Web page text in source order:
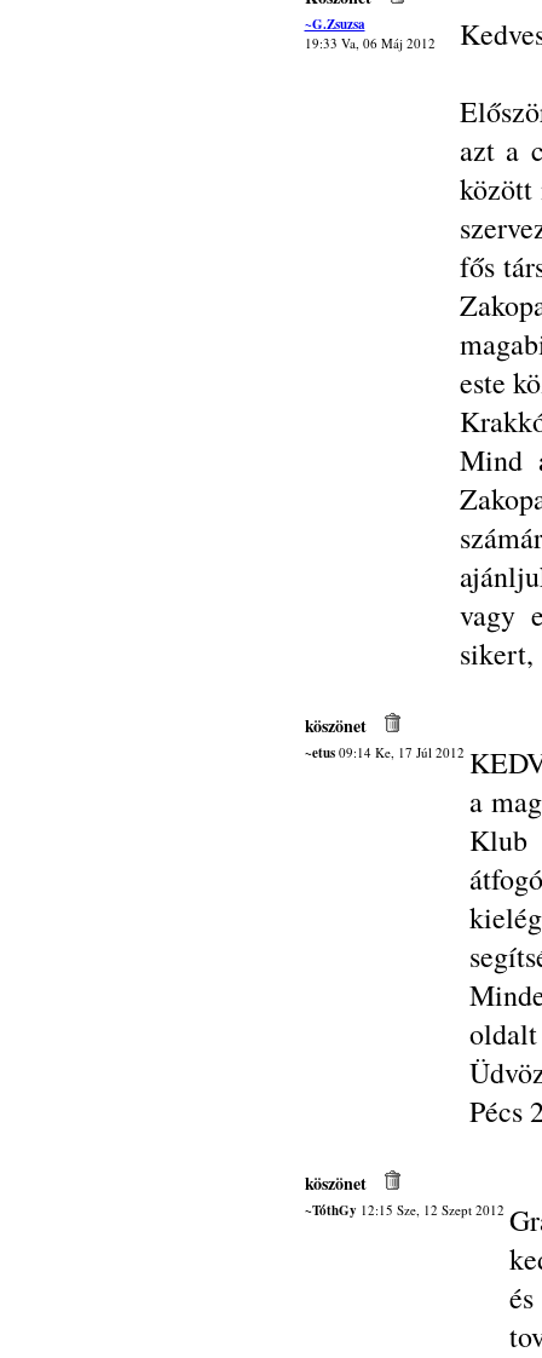
~G.Zsuzsa
19:33 Va, 06 Máj 2012
azt a
között
fős
este
Mind
vagy
sikert,
köszönet
~etus09:14 Ke, 17 Júl 2012
a
Klub
Pécs
köszönet
~TóthGy 12:15 Sze, 12 Szept 2012